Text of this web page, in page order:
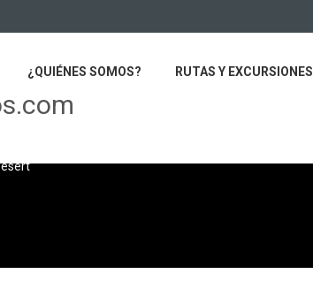
¿QUIÉNES SOMOS? RUTAS Y EXCURSIONES